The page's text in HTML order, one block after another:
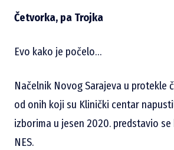
Četvorka, pa Trojka
Evo kako je počelo…
Načelnik Novog Sarajeva u protekle
od onih koji su Klinički centar
izborima u jesen 2020. predstavio se
NES.